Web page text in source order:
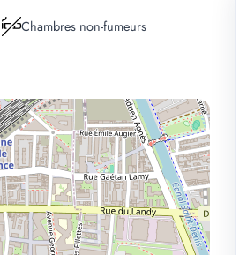
Chambres non-fumeurs